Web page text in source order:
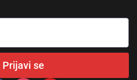
Prijavi se